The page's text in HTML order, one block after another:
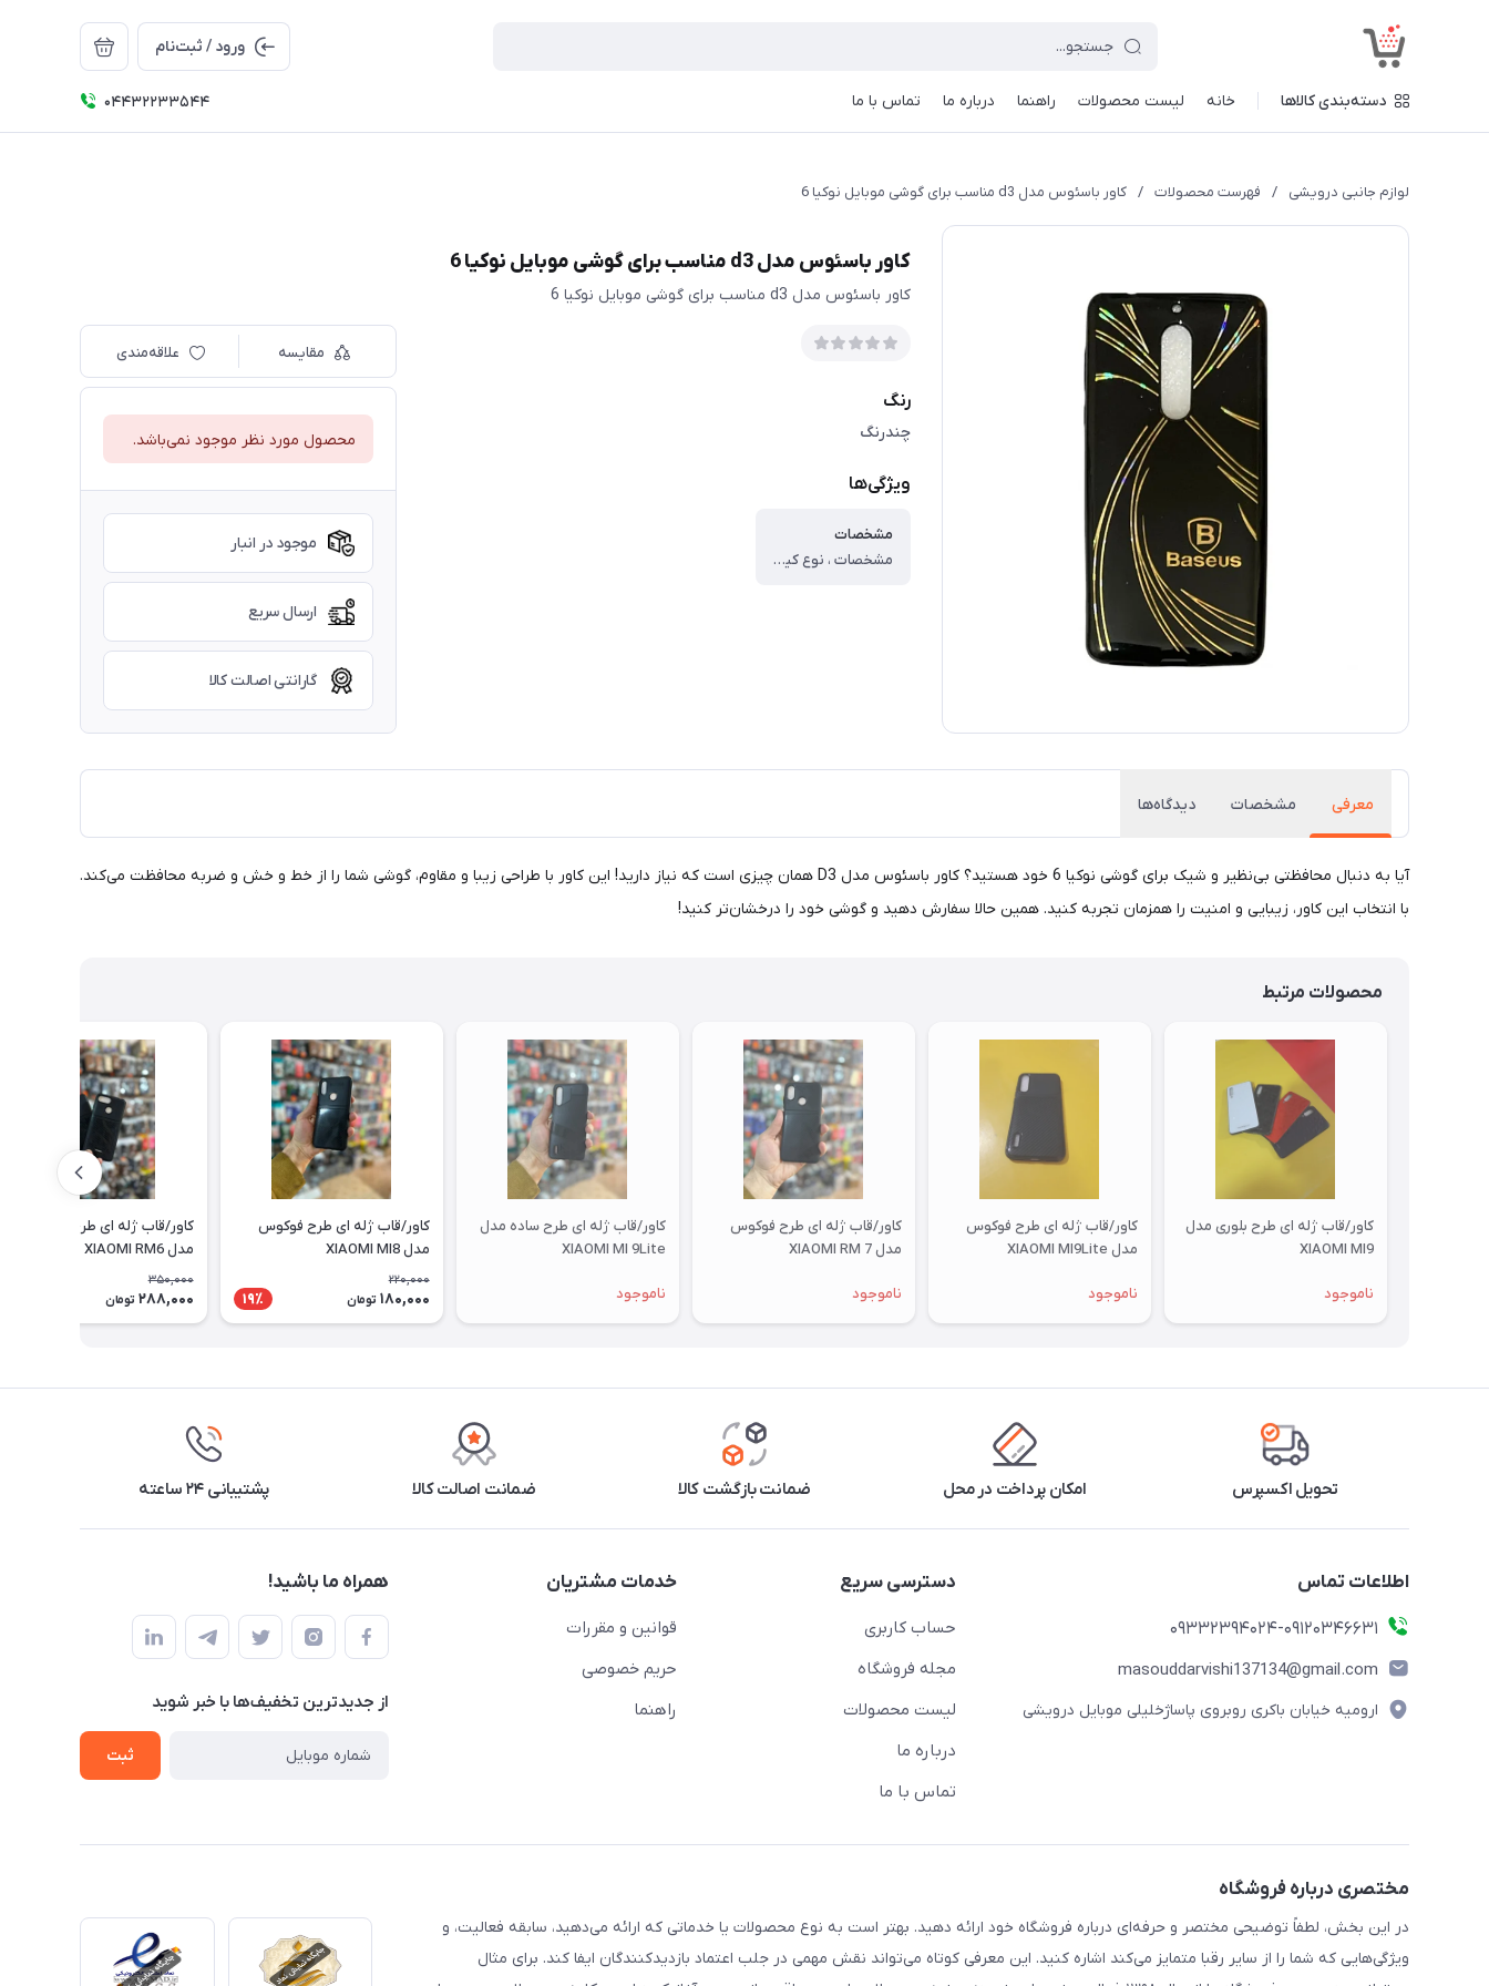
ورود / ثبت‌نام
دسته‌بندی کالاها خانه لیست محصولات راهنما درباره ما تماس با ما 04432233544
لوازم جانبی درویشی / فهرست محصولات / کاور باسئوس مدل d3 مناسب برای گوشی موبایل نوکیا 6
کاور باسئوس مدل d3 مناسب برای گوشی موبایل نوکیا 6
کاور باسئوس مدل d3 مناسب برای گوشی موبایل نوکیا 6
رنگ
چندرنگ
ویژگی‌ها
مشخصات
مشخصات ، نوع کیف و کاور گوشی ، کاور ، وزن ، ۶۰ گرم ، سازگار با گوشی موبایل ، Nokia ۶ ، ساختار ، مات ، سطح پوشش ، قاب پشتی ، لبه بالایی ، لبه پایینی ، لبه چپ ، لبه راست ، حفاظت از دکمه‌ها
مقایسه علاقه‌مندی
محصول مورد نظر موجود نمی‌باشد.
موجود در انبار
ارسال سریع
گارانتی اصالت کالا
معرفی مشخصات دیدگاه‌ها
آیا به دنبال محافظتی بی‌نظیر و شیک برای گوشی نوکیا 6 خود هستید؟ کاور باسئوس مدل D3 همان چیزی است که نیاز دارید! این کاور با طراحی زیبا و مقاوم، گوشی شما را از خط و خش و ضربه محافظت می‌کند.
با انتخاب این کاور، زیبایی و امنیت را همزمان تجربه کنید. همین حالا سفارش دهید و گوشی خود را درخشان‌تر کنید!
محصولات مرتبط
کاور/قاب ژله ای طرح بلوری مدل
XIAOMI MI9
ناموجود
کاور/قاب ژله ای طرح فوکوس
مدل XIAOMI MI9Lite
ناموجود
کاور/قاب ژله ای طرح فوکوس
مدل XIAOMI RM 7
ناموجود
کاور/قاب ژله ای طرح ساده مدل
XIAOMI MI 9Lite
ناموجود
کاور/قاب ژله ای طرح فوکوس
مدل XIAOMI MI8
220,000
180,000 تومان 19٪
کاور/قاب ژله ای طرح فوکوس
مدل XIAOMI RM6
350,000
288,000 تومان
تحویل اکسپرس امکان پرداخت در محل ضمانت بازگشت کالا ضمانت اصالت کالا پشتیبانی ۲۴ ساعته
اطلاعات تماس
09332394024-09120346631
masouddarvishi137134@gmail.com
ارومیه خیابان باکری روبروی پاساژخلیلی موبایل درویشی
دسترسی سریع
حساب کاربری
مجله فروشگاه
لیست محصولات
درباره ما
تماس با ما
خدمات مشتریان
قوانین و مقررات
حریم خصوصی
راهنما
همراه ما باشید!
از جدید‌ترین تخفیف‌ها با‌ خبر شوید
ثبت
مختصری درباره فروشگاه
در این بخش، لطفاً توضیحی مختصر و حرفه‌ای درباره فروشگاه خود ارائه دهید. بهتر است به نوع محصولات یا خدماتی که ارائه می‌دهید، سابقه فعالیت، و
ویژگی‌هایی که شما را از سایر رقبا متمایز می‌کند اشاره کنید. این معرفی کوتاه می‌تواند نقش مهمی در جلب اعتماد بازدیدکنندگان ایفا کند. برای مثال